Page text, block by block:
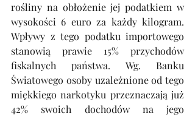
rośliny na obłożenie jej podatkiem w
wysokości 6 euro za każdy kilogram.
Wpływy z tego podatku importowego
stanowią prawie 15% przychodów
fiskalnych państwa. Wg. Banku
Światowego osoby uzależnione od tego
miękkiego narkotyku przeznaczają już
42% swoich dochodów na jego